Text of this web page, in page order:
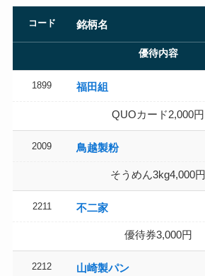
コード 銘柄名
優待内容
1899 福田組
QUOカード2,000円
2009 鳥越製粉
そうめん3kg4,000円
2211 不二家
優待券3,000円
2212 山崎製パン